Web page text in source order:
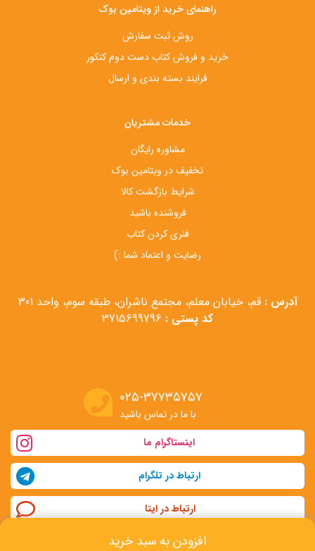
افزودن به سبد خرید
راهنمای خرید از ویتامین بوک
روش ثبت سفارش
خرید و فروش کتاب دست‌ دوم کنکور
فرایند بسته بندی و ارسال
خدمات مشتریان
مشاوره رایگان
تخفیف در ویتامین بوک
شرایط بازگشت کالا
فروشنده باشید
فنری کردن کتاب
رضایت و اعتماد شما :)
آدرس : قم، خیابان معلم، مجتمع ناشران، طبقه سوم، واحد 301
کد پستی :
۰۲۵-۳۷۷۳۵۷۵۷
با ما در تماس باشید
اینستاگرام ما
ارتباط در تلگرام
ارتباط در ایتا
تمامی حقوق این سایت متعلق به تیم ویتامین بوک می باشد.